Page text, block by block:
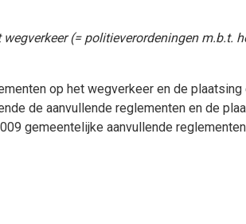
(= politieverordeningen m.b.t.
op het wegverkeer en de
de aanvullende reglementen en de
gemeentelijke aanvullende